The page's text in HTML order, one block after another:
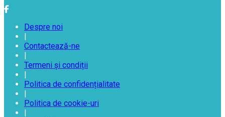
Despre noi
Contactează-ne
Termeni și condiții
Politica de confidențialitate
Politica de cookie-uri